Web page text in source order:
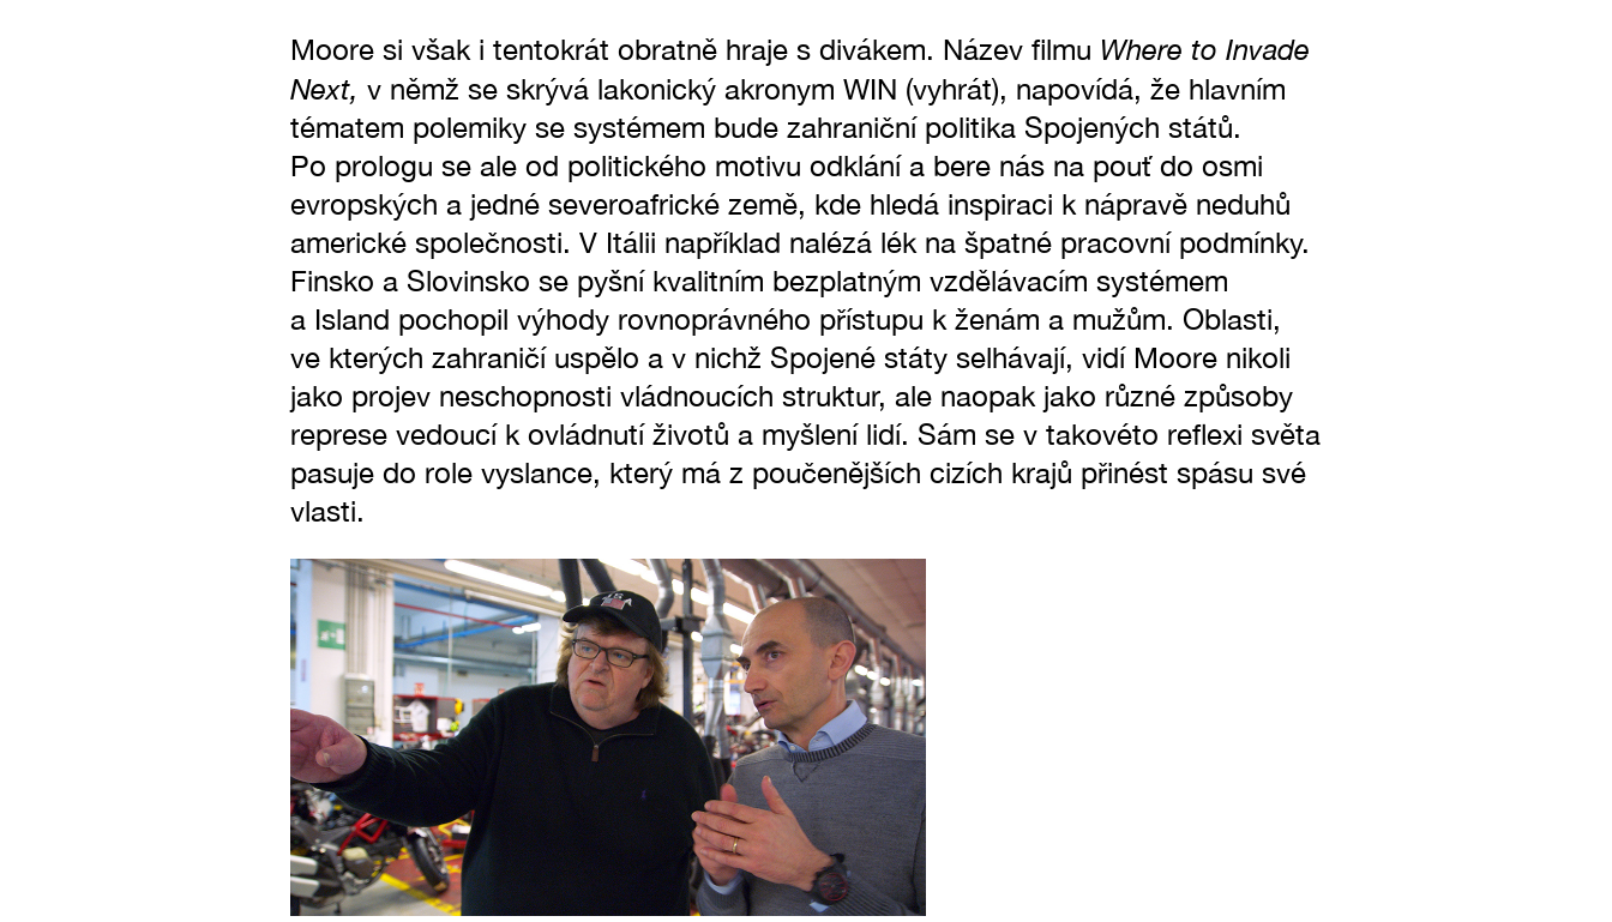
Moore si však i tentokrát obratně hraje s divákem. Název filmu Where to Invade
Next, v němž se skrývá lakonický akronym WIN (vyhrát), napovídá, že hlavním
tématem polemiky se systémem bude zahraniční politika Spojených států.
Po prologu se ale od politického motivu odklání a bere nás na pouť do osmi
evropských a jedné severoafrické země, kde hledá inspiraci k nápravě neduhů
americké společnosti. V Itálii například nalézá lék na špatné pracovní podmínky.
Finsko a Slovinsko se pyšní kvalitním bezplatným vzdělávacím systémem
a Island pochopil výhody rovnoprávného přístupu k ženám a mužům. Oblasti,
ve kterých zahraničí uspělo a v nichž Spojené státy selhávají, vidí Moore nikoli
jako projev neschopnosti vládnoucích struktur, ale naopak jako různé způsoby
represe vedoucí k ovládnutí životů a myšlení lidí. Sám se v takovéto reflexi světa
pasuje do role vyslance, který má z poučenějších cizích krajů přinést spásu své
vlasti.